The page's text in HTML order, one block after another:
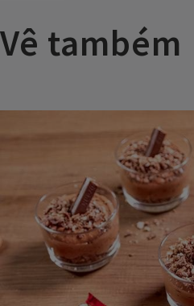
Vê também